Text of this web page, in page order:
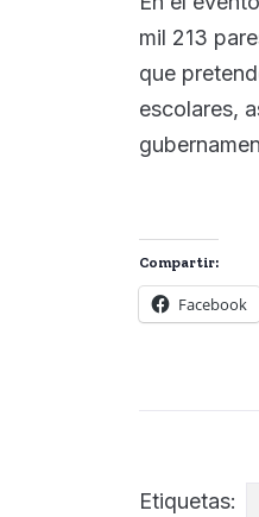
mil 213
que
escolares,
Compartir:
Facebook
Etiquetas: